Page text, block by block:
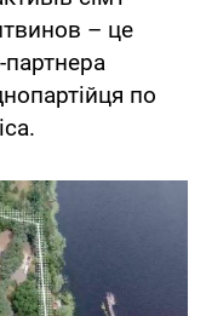
– це
партнера
по